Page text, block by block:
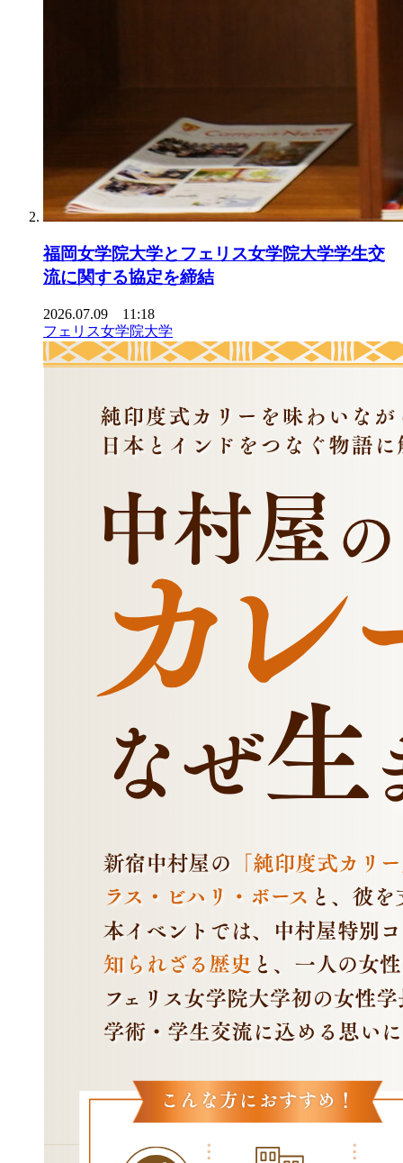
福岡女学院大学とフェリス女学院大学学生交
流に関する協定を締結
2026.07.09 11:18
フェリス女学院大学